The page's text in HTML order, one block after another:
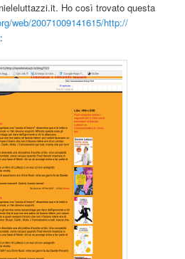
Ho così trovato questa
web/20071009141615/http://
: